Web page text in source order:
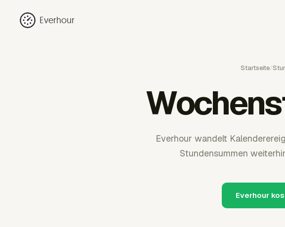
Everhour
Startseite/
Everhour wandelt
Stundensummen
Everhour